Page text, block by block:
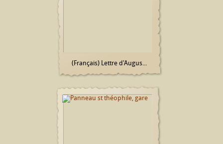
(Français) Lettre d'Augus...